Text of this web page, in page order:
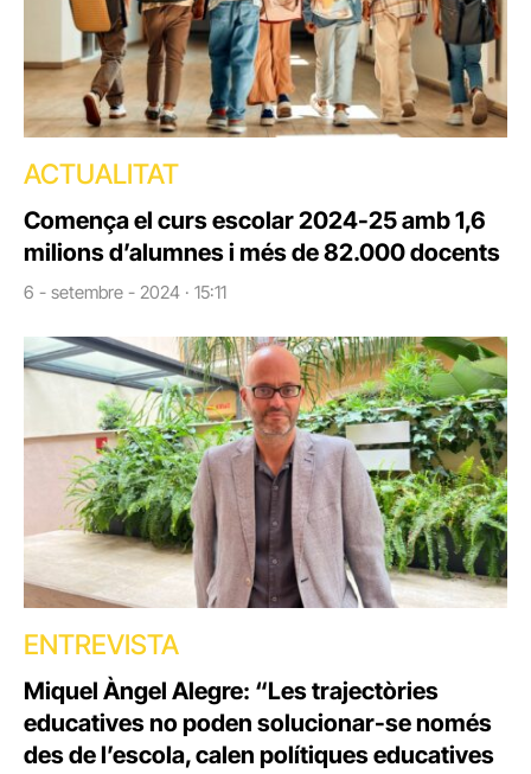
ACTUALITAT
Comença el curs escolar 2024-25 amb 1,6
milions d’alumnes i més de 82.000 docents
6 - setembre - 2024 · 15:11
ENTREVISTA
Miquel Àngel Alegre: “Les trajectòries
educatives no poden solucionar-se només
des de l’escola, calen polítiques educatives